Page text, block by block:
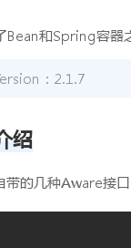
Bean和Spring容器
：2.1.7
绍
的几种Aware接口